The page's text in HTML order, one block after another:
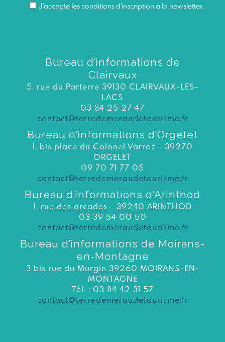
J’accepte les conditions d'inscription à la newsletter.
Bureau d’informations de
Clairvaux
5, rue du Parterre 39130 CLAIRVAUX-LES-
LACS
03 84 25 27 47
contact@terredemeraudetourisme.fr
Bureau d’informations d’Orgelet
1, bis place du Colonel Varroz - 39270
ORGELET
09 70 71 77 05
contact@terredemeraudetourisme.fr
Bureau d’informations d’Arinthod
1, rue des arcades - 39240 ARINTHOD
03 39 54 00 50
contact@terredemeraudetourisme.fr
Bureau d’informations de Moirans-
en-Montagne
3 bis rue du Murgin 39260 MOIRANS-EN-
MONTAGNE
Tél. : 03 84 42 31 57
contact@terredemeraudetourisme.fr